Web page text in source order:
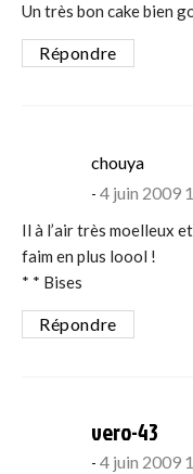
Un très bon cake bien
Répondre
chouyasays:
4 juin 2009
Il à l’air très moelleux
faim en plus loool !
* * Bises
Répondre
vero-43
4 juin 2009